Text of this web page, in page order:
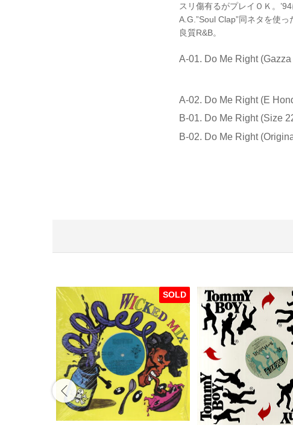
スリ傷有るがプレイＯＫ。
A.G.”Soul Clap”同ネタを使
良質R&B。
A-01. Do Me Right (Gazza
A-02. Do Me Right (E
B-01. Do Me Right (Size
B-02. Do Me Right
SOLD